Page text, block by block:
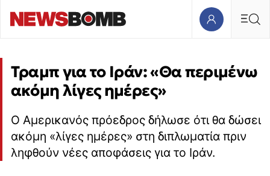
Τραμπ για το Ιράν: «Θα περιμένω
ακόμη λίγες ημέρες»
Ο Αμερικανός πρόεδρος δήλωσε ότι θα δώσει
ακόμη «λίγες ημέρες» στη διπλωματία πριν
ληφθούν νέες αποφάσεις για το Ιράν.